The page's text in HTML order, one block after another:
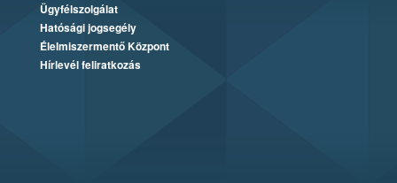
Ügyfélszolgálat
Hatósági jogsegély
Élelmiszermentő Központ
Hírlevél feliratkozás